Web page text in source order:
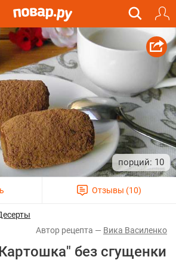
10
Вика Василенко
без сгущенки